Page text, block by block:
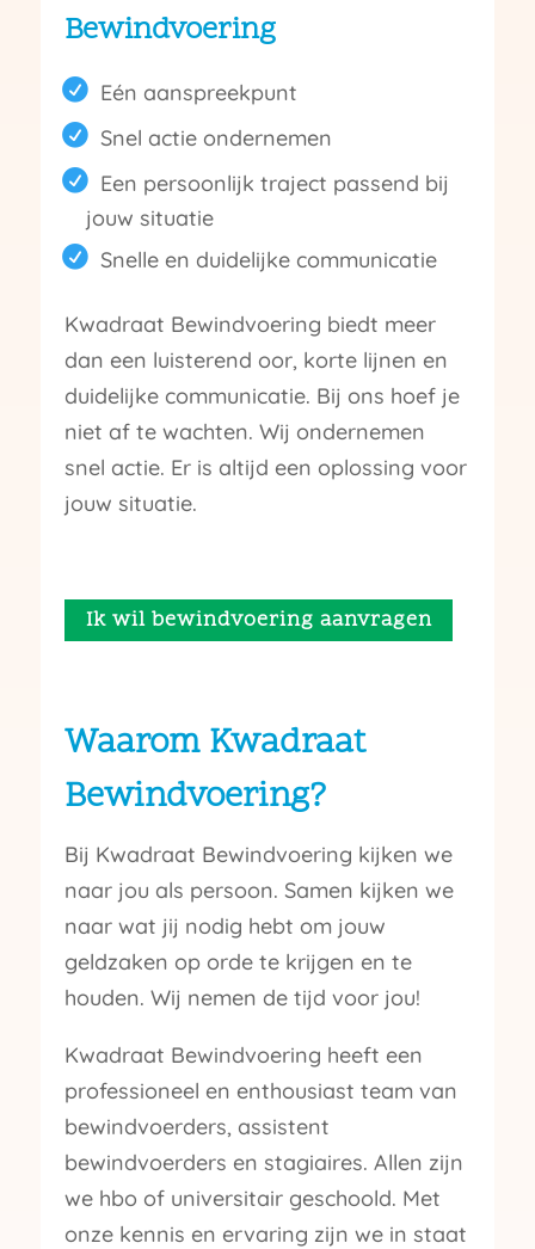
Bewindvoering
Eén aanspreekpunt
Snel actie ondernemen
Een persoonlijk traject passend bij
jouw situatie
Snelle en duidelijke communicatie
Kwadraat Bewindvoering biedt meer
dan een luisterend oor, korte lijnen en
duidelijke communicatie. Bij ons hoef je
niet af te wachten. Wij ondernemen
snel actie. Er is altijd een oplossing voor
jouw situatie.
Ik wil bewindvoering aanvragen
Waarom Kwadraat
Bewindvoering?
Bij Kwadraat Bewindvoering kijken we
naar jou als persoon. Samen kijken we
naar wat jij nodig hebt om jouw
geldzaken op orde te krijgen en te
houden. Wij nemen de tijd voor jou!
Kwadraat Bewindvoering heeft een
professioneel en enthousiast team van
bewindvoerders, assistent
bewindvoerders en stagiaires. Allen zijn
we hbo of universitair geschoold. Met
onze kennis en ervaring zijn we in staat